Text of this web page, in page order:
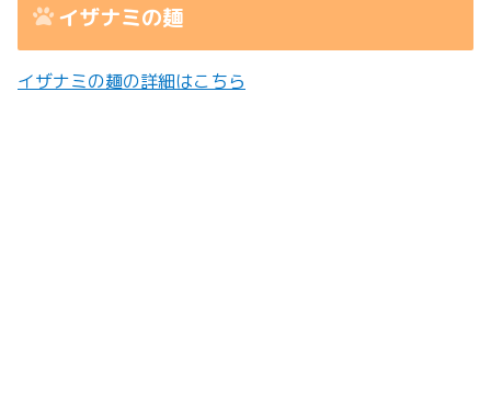
イザナミの麺
イザナミの麺の詳細はこちら